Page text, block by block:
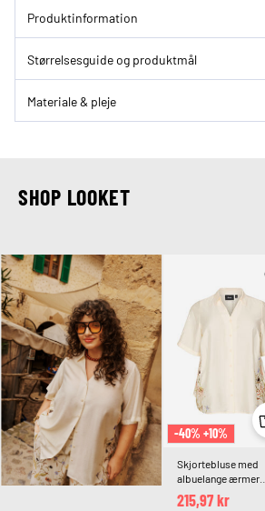
Produktinformation
Størrelsesguide og produktmål
Materiale & pleje
SHOP LOOKET
-40% +10%
Skjortebluse med
albuelange ærmer
og blomster detaljer
215,97 kr